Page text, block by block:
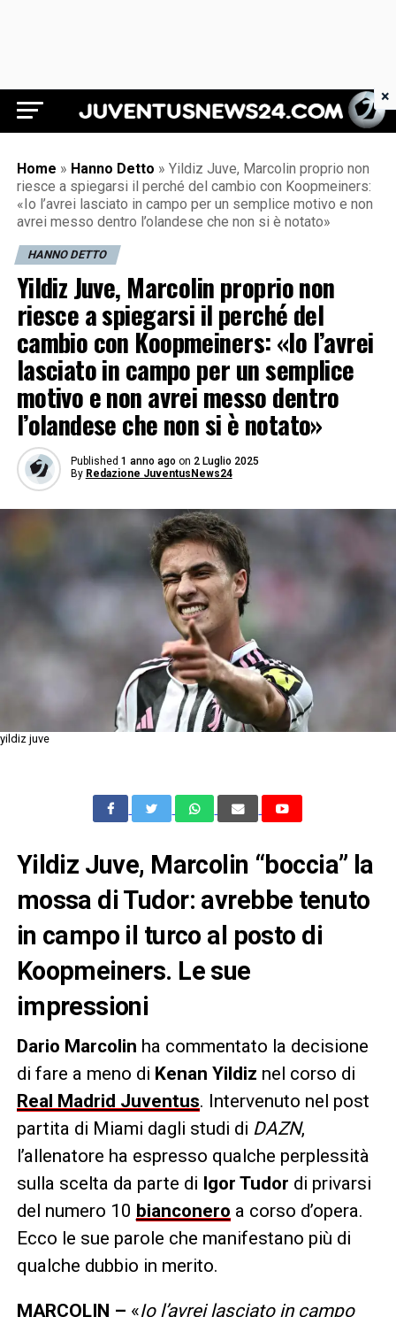
Juventus News 24
Home » Hanno Detto » Yildiz Juve, Marcolin proprio non
riesce a spiegarsi il perché del cambio con Koopmeiners:
«Io l’avrei lasciato in campo per un semplice motivo e non
avrei messo dentro l’olandese che non si è notato»
HANNO DETTO
Yildiz Juve, Marcolin proprio non
riesce a spiegarsi il perché del
cambio con Koopmeiners: «Io l’avrei
lasciato in campo per un semplice
motivo e non avrei messo dentro
l’olandese che non si è notato»
Published 1 anno ago on 2 Luglio 2025
By Redazione JuventusNews24
yildiz juve
Yildiz Juve, Marcolin “boccia” la
mossa di Tudor: avrebbe tenuto
in campo il turco al posto di
Koopmeiners. Le sue
impressioni
Dario Marcolin ha commentato la decisione
di fare a meno di Kenan Yildiz nel corso di
Real Madrid Juventus. Intervenuto nel post
partita di Miami dagli studi di DAZN,
l’allenatore ha espresso qualche perplessità
sulla scelta da parte di Igor Tudor di privarsi
del numero 10 bianconero a corso d’opera.
Ecco le sue parole che manifestano più di
qualche dubbio in merito.
MARCOLIN – «Io l’avrei lasciato in campo
×